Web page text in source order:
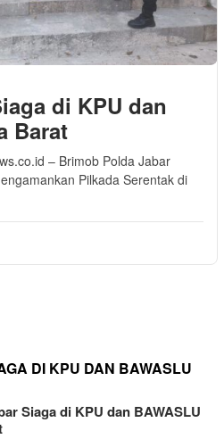
di KPU dan
Barat
– Brimob Polda Jabar
Pilkada Serentak di
DI KPU DAN BAWASLU
Siaga di KPU dan BAWASLU